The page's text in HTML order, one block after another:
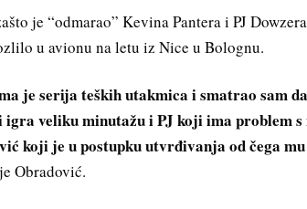
je “odmarao” Kevina Pantera i PJ
u avionu na letu iz Nice u Bolognu.
je serija teških utakmica i smatrao sam
veliku minutažu i PJ koji ima problem
koji je u postupku utvrđivanja od čega
Obradović.